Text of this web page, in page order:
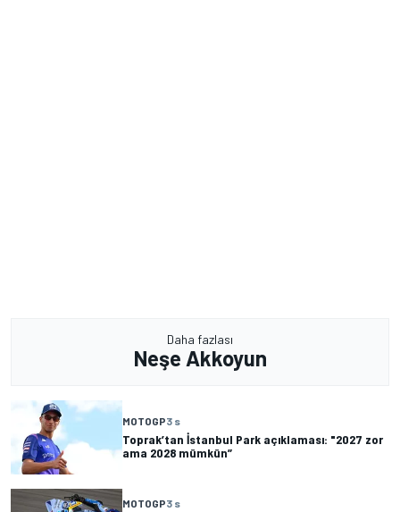
Daha fazlası
Neşe Akkoyun
MOTOGP3 s
Toprak’tan İstanbul Park açıklaması: "2027 zor
ama 2028 mümkün”
MOTOGP3 s